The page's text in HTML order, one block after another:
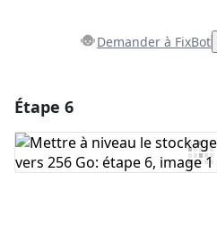
Demander à FixBot
Ajouter un commentaire
Étape 6